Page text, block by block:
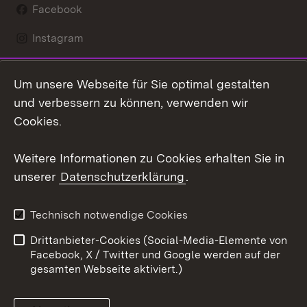
Facebook
Instagram
Mastodon
Youtube
Kontakt
Datenschutz
Barrierefreiheit
Impressum Cookies
Um unsere Webseite für Sie optimal gestalten
und verbessern zu können, verwenden wir
Cookies.
Weitere Informationen zu Cookies erhalten Sie in
unserer Datenschutzerklärung.
Technisch notwendige Cookies
Drittanbieter-Cookies (Social-Media-Elemente von
Facebook, X / Twitter und Google werden auf der
gesamten Webseite aktiviert.)